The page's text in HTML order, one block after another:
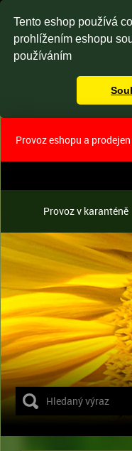
Tento eshop používá
prohlížením eshopu
používáním
Provoz eshopu a
Provoz v karanténě